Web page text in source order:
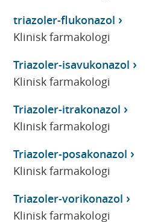
triazoler-flukonazol
Klinisk farmakologi
Triazoler-isavukonazol
Klinisk farmakologi
Triazoler-itrakonazol
Klinisk farmakologi
Triazoler-posakonazol
Klinisk farmakologi
Triazoler-vorikonazol
Klinisk farmakologi